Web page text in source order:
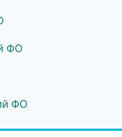
ФО
ФО